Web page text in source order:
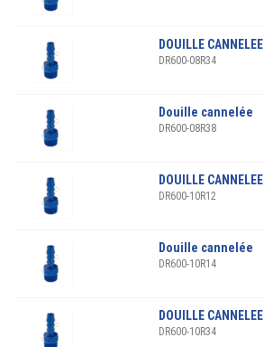
DOUILLE CANNELEE
DR600-08R34
Douille cannelée
DR600-08R38
DOUILLE CANNELEE
DR600-10R12
Douille cannelée
DR600-10R14
DOUILLE CANNELEE
DR600-10R34